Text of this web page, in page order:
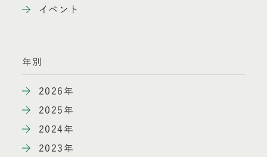
イベント
年別
2026年
2025年
2024年
2023年